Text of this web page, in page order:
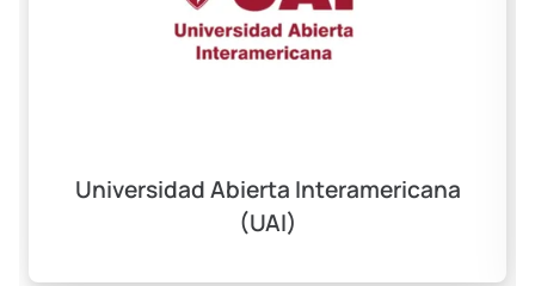
Universidad Abierta Interamericana
(UAI)